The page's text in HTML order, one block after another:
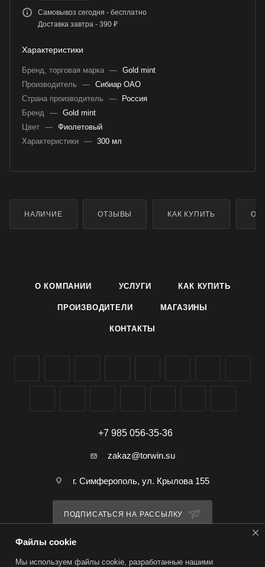
Самовывоз сегодня - бесплатно
Доставка завтра - 390 ₽
Характеристики
Бренд, торговая марка — Gold mint
Производитель
— Сибиар ОАО
Страна производитель
—
Россия
Бренд — Gold mint
Цвет — Фиолетовый
Характеристики — 300 мл
НАЛИЧИЕ ОТЗЫВЫ КАК КУПИТЬ
О КОМПАНИИ УСЛУГИ КАК КУПИТЬ
ПРОИЗВОДИТЕЛИ МАГАЗИНЫ
КОНТАКТЫ
+7 985 056-35-36
zakaz@torwin.su
г. Симферополь, ул. Крылова 155
ПОДПИСАТЬСЯ НА РАССЫЛКУ
Файлы cookie
Мы используем файлы cookie, разработанные нашими